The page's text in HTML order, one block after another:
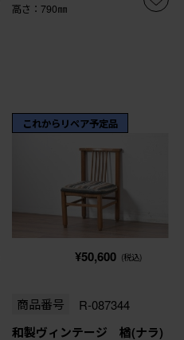
高さ：790㎜
これからリペア予定品
¥50,600 (税込)
商品番号 R-087344
和製ヴィンテージ 楢(ナラ)